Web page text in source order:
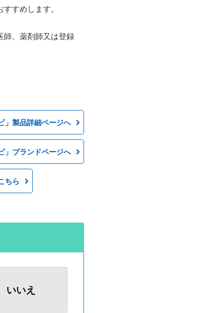
すめします。
師、薬剤師又は登録
」製品詳細ページへ
」ブランドページへ
ちら
いいえ